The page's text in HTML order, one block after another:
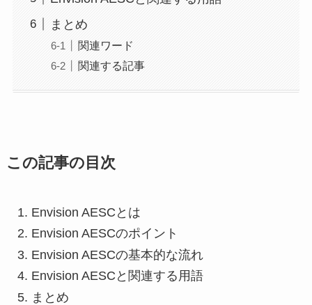
まとめ
関連ワード
関連する記事
この記事の目次
Envision AESCとは
Envision AESCのポイント
Envision AESCの基本的な流れ
Envision AESCと関連する用語
まとめ